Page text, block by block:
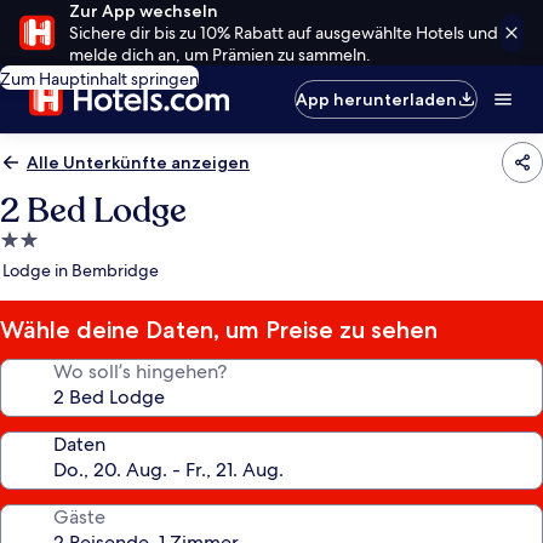
Zur App wechseln
Sichere dir bis zu 10% Rabatt auf ausgewählte Hotels und
melde dich an, um Prämien zu sammeln.
Zum Hauptinhalt springen
App herunterladen
Alle Unterkünfte anzeigen
2 Bed Lodge
2.0-
Sterne-
Lodge in Bembridge
Wähle deine Daten, um Preise zu sehen
Wo soll’s hingehen?
Daten
Gäste